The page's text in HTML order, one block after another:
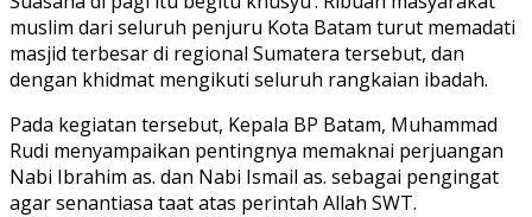
muslim dari seluruh penjuru Kota Batam turut memadati
masjid terbesar di regional Sumatera tersebut, dan
dengan khidmat mengikuti seluruh rangkaian ibadah.
Pada kegiatan tersebut, Kepala BP Batam, Muhammad
Rudi menyampaikan pentingnya memaknai perjuangan
Nabi Ibrahim as. dan Nabi Ismail as. sebagai pengingat
agar senantiasa taat atas perintah Allah SWT.